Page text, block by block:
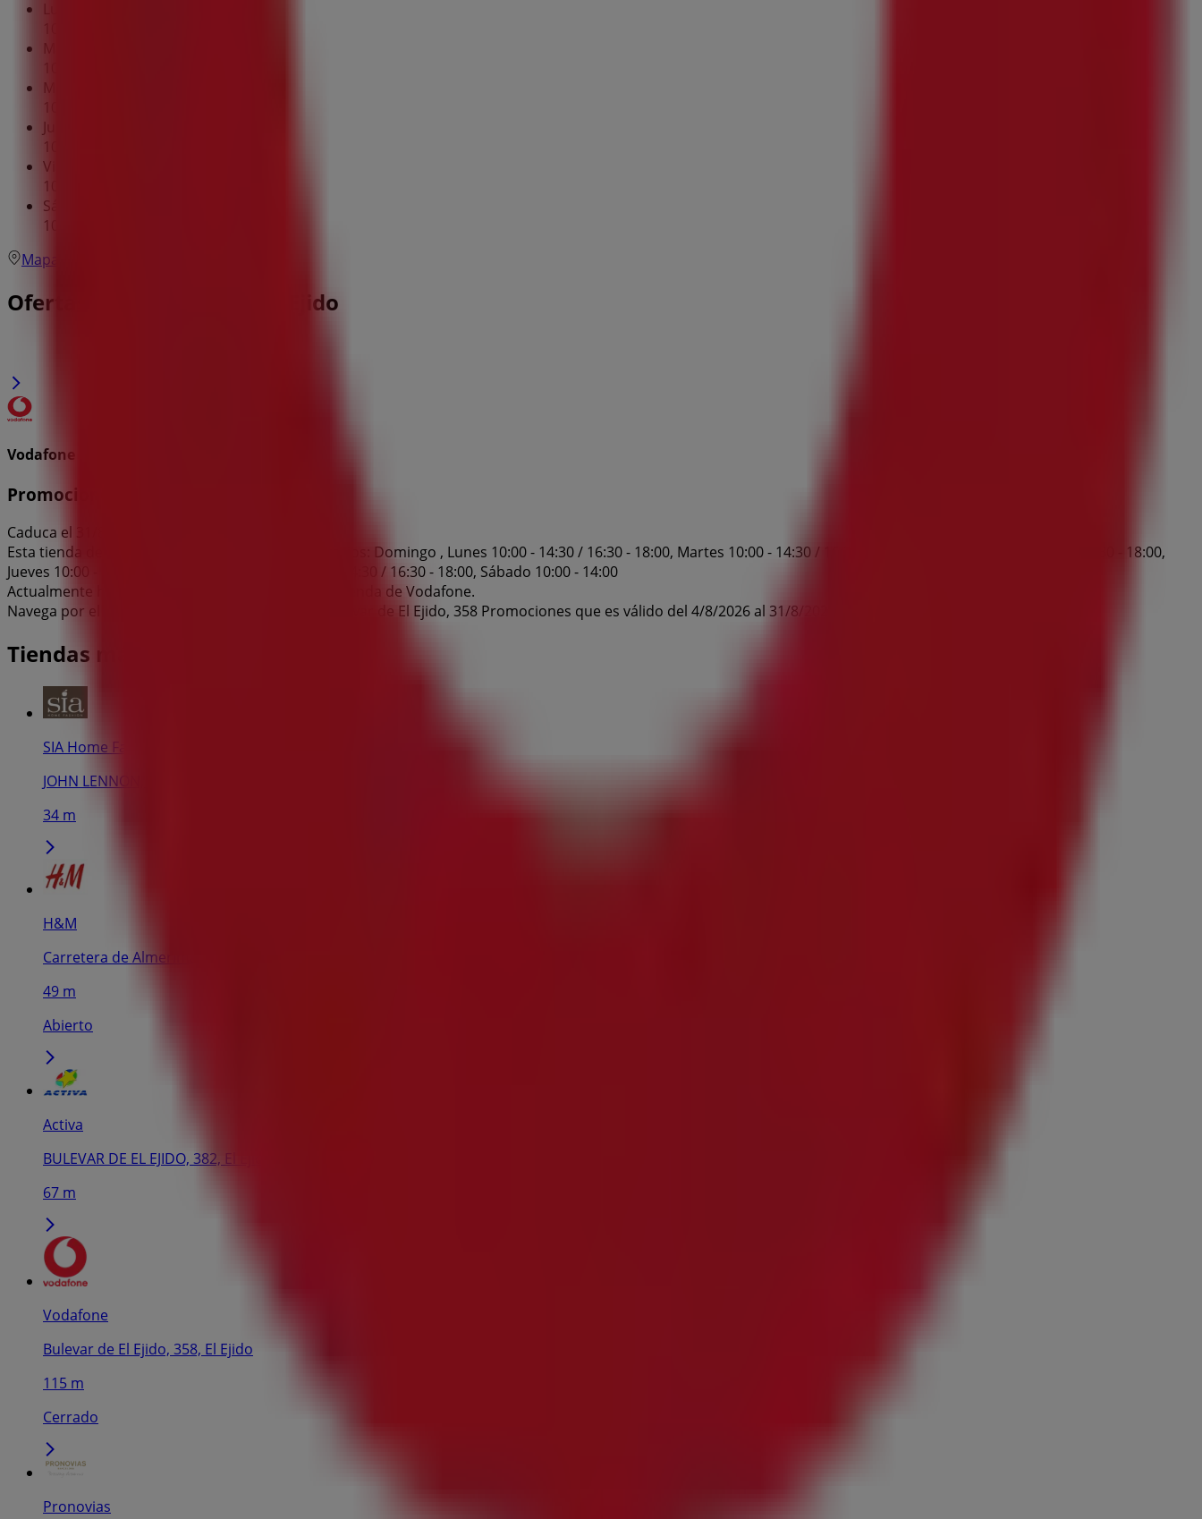
Martes
Miércoles
10:00 - 14:30
Jueves
10:00 - 14:30
Viernes
10:00 - 14:30
Sábado
10:00 - 14:00
Mapa
Ofertas de Vodafone en El Ejido
Vodafone
Promociones
Caduca el 31/8
Esta tienda de Vodafone tiene los siguientes horarios: Domingo , Lunes 10:00 - 14:30 / 16:30 - 18:00, Martes 10:00 - 14:30 / 16:30 - 18:00, Miércoles 10:00 - 14:30 / 16:30 - 18:00,
Jueves 10:00 - 14:30 / 16:30 - 18:00, Viernes 10:00 - 14:30 / 16:30 - 18:00, Sábado 10:00 - 14:00
Actualmente hay 1 catálogos disponibles en esta tienda de Vodafone.
Navega por el último catálogo de Vodafone en Bulevar de El Ejido, 358 Promociones que es válido del 4/8/2026 al 31/8/2026 y no pares de ahorrar.
Tiendas más cercanas
SIA Home Fashion
JOHN LENNON, 14 BAJOS, El Ejido
34 m
H&M
Carretera de Almerimar s/n, El Ejido
49 m
Abierto
Activa
BULEVAR DE EL EJIDO, 382, El Ejido
67 m
Vodafone
Bulevar de El Ejido, 358, El Ejido
115 m
Cerrado
Pronovias